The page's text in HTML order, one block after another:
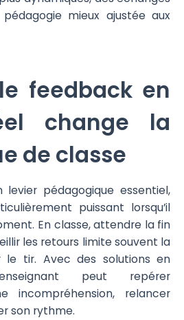
mieux ajustée aux
feedback en
change la
de classe
pédagogique essentiel,
puissant lorsqu’il
En classe, attendre la fin
les retours limite souvent la
le tir. Avec des solutions en
peut repérer
incompréhension, relancer
son rythme.